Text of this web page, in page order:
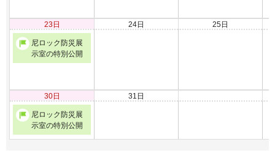
23日 24日 25日
尼ロック防災展
示室の特別公開
30日 31日
尼ロック防災展
示室の特別公開